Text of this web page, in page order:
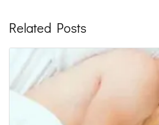
Related Posts